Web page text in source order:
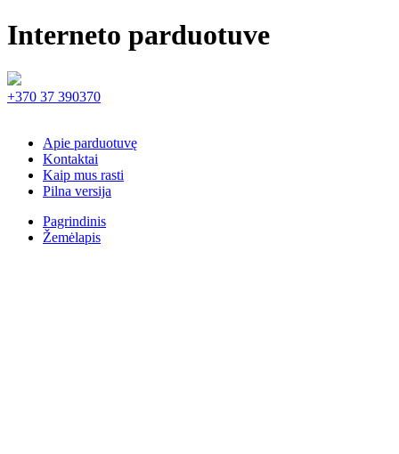
Interneto parduotuve
+370 37 390370
Apie parduotuvę
Kontaktai
Kaip mus rasti
Pilna versija
Pagrindinis
Žemėlapis